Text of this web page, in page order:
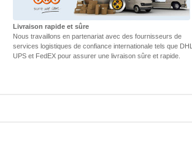
Livraison rapide et sûre
Nous travaillons en partenariat avec des fournisseurs de
services logistiques de confiance internationale tels que DHL,
UPS et FedEX pour assurer une livraison sûre et rapide.